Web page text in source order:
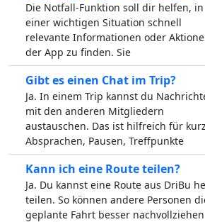
Die Notfall-Funktion soll dir helfen, in
einer wichtigen Situation schnell
relevante Informationen oder
der App zu finden. Sie
Gibt es einen Chat im Trip?
Ja. In einem Trip kannst du
mit den anderen Mitgliedern
austauschen. Das ist hilfreich für
Absprachen, Pausen, Treffpunkte
Kann ich eine Route teilen?
Ja. Du kannst eine Route aus DriBu
teilen. So können andere Personen
geplante Fahrt besser nachvollziehen